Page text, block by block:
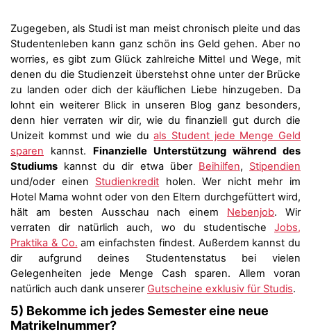
Zugegeben, als Studi ist man meist chronisch pleite und das
Studentenleben kann ganz schön ins Geld gehen. Aber no
worries, es gibt zum Glück zahlreiche Mittel und Wege, mit
denen du die Studienzeit überstehst ohne unter der Brücke
zu landen oder dich der käuflichen Liebe hinzugeben. Da
lohnt ein weiterer Blick in unseren Blog ganz besonders,
denn hier verraten wir dir, wie du finanziell gut durch die
Unizeit kommst und wie duals Student jede Menge Geld
sparen kannst. Finanzielle Unterstützung während des
Studiums kannst du dir etwa über Beihilfen, Stipendien
und/oder einen Studienkredit holen. Wer nicht mehr im
Hotel Mama wohnt oder von den Eltern durchgefüttert wird,
hält am besten Ausschau nach einem Nebenjob. Wir
verraten dir natürlich auch, wo du studentische Jobs,
Praktika & Co. am einfachsten findest. Außerdem kannst du
dir aufgrund deines Studentenstatus bei vielen
Gelegenheiten jede Menge Cash sparen. Allem voran
natürlich auch dank unserer Gutscheine exklusiv für Studis.
5) Bekomme ich jedes Semester eine neue
Matrikelnummer?